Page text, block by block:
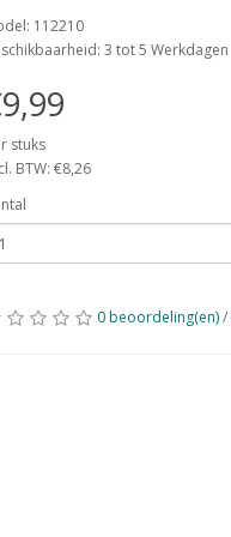
112210
3 tot 5 Werkdagen
stuks
BTW: €8,26
0 beoordeling(en)/